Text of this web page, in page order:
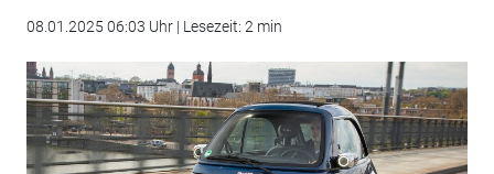
08.01.2025 06:03 Uhr | Lesezeit: 2 min